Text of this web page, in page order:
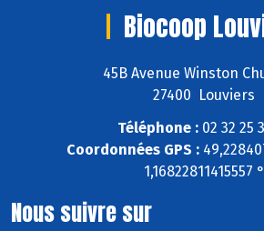
Biocoop
45B Avenue Winston
27400 Louviers
Téléphone :02 32 25
Coordonnées GPS :
1,16822811415557 °
Nous suivre sur